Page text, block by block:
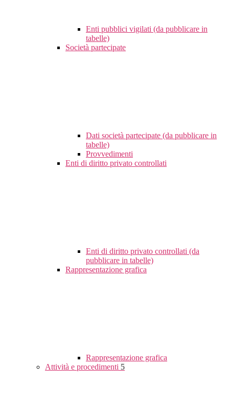
Enti pubblici vigilati (da pubblicare in
tabelle)
Società partecipate
Dati società partecipate (da pubblicare in
tabelle)
Provvedimenti
Enti di diritto privato controllati
Enti di diritto privato controllati (da
pubblicare in tabelle)
Rappresentazione grafica
Rappresentazione grafica
Attività e procedimenti 5